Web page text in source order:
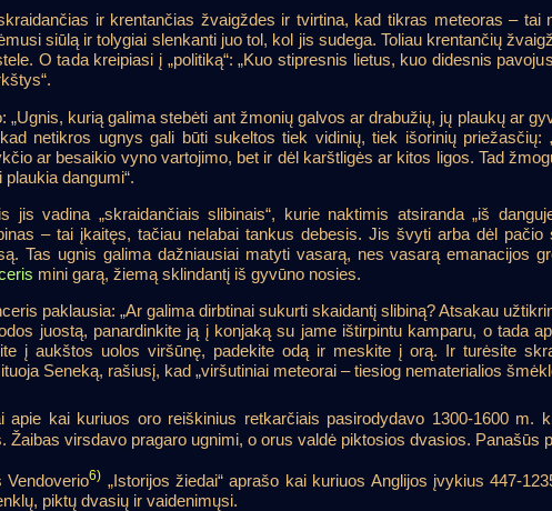
ir krentančias žvaigždes ir tvirtina, kad tikras meteoras – tai
siūlą ir tolygiai slenkanti juo tol, kol jis sudega. Toliau krentančių
O tada kreipiasi į „politiką“: „Kuo stipresnis lietus, kuo didesnis
„Ugnis, kurią galima stebėti ant žmonių galvos ar drabužių, jų plaukų ar
netikros ugnys gali būti sukeltos tiek vidinių, tiek išorinių
ar besaikio vyno vartojimo, bet ir dėl karštligės ar kitos ligos. Tad
plaukia dangumi“.
jis vadina „skraidančiais slibinais“, kurie naktimis atsiranda „iš
– tai įkaitęs, tačiau nelabai tankus debesis. Jis švyti arba dėl
Tas ugnis galima dažniausiai matyti vasarą, nes vasarą emanacijos
mini garą, žiemą sklindantį iš gyvūno nosies.
paklausia: „Ar galima dirbtinai sukurti skaidantį slibiną? Atsakau
juostą, panardinkite ją į konjaką su jame ištirpintu kamparu, o tada
į aukštos uolos viršūnę, padekite odą ir meskite į orą. Ir turėsite
Seneką, rašiusį, kad „viršutiniai meteorai – tiesiog nematerialios
apie kai kuriuos oro reiškinius retkarčiais pasirodydavo 1300-1600 m.
Žaibas virsdavo pragaro ugnimi, o orus valdė piktosios dvasios. Panašūs
Vendoverio6) „Istorijos žiedai“ aprašo kai kuriuos Anglijos įvykius 447-
piktų dvasių ir vaidenimųsi.